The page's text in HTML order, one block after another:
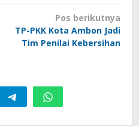
Pos berikutnya
TP-PKK Kota Ambon Jadi
Tim Penilai Kebersihan